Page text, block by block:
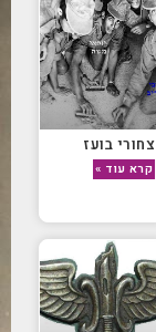
צחורי בועז
קרא עוד »